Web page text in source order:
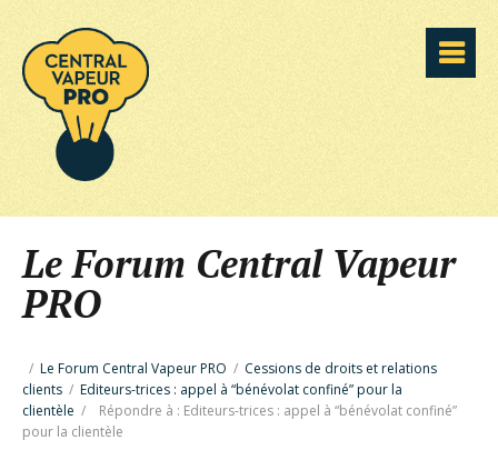
Le Forum Central Vapeur
PRO
/ Le Forum Central Vapeur PRO / Cessions de droits et relations
clients / Editeurs-trices : appel à “bénévolat confiné” pour la
clientèle /
Répondre à : Editeurs-trices : appel à “bénévolat confiné”
pour la clientèle